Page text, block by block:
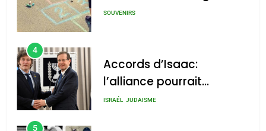
l’alliance pourrait
s’étendre à 13 pays
d’Amérique latine
ISRAÉL JUDAISME